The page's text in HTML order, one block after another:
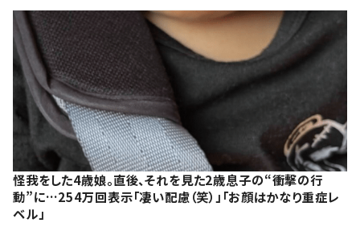
怪我をした4歳娘。直後、それを見た2歳息子の“衝撃の行
動”に…254万回表示「凄い配慮（笑）」「お顔はかなり重症レ
ベル」